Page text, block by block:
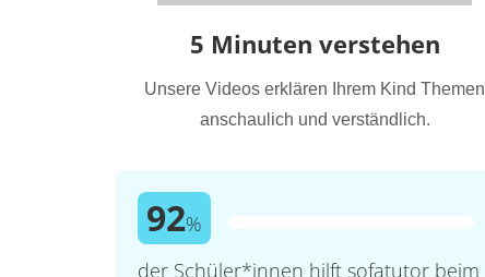
5 Minuten verstehen
Unsere Videos erklären Ihrem Kind Themen
anschaulich und verständlich.
92%
der Schüler*innen hilft sofatutor beim